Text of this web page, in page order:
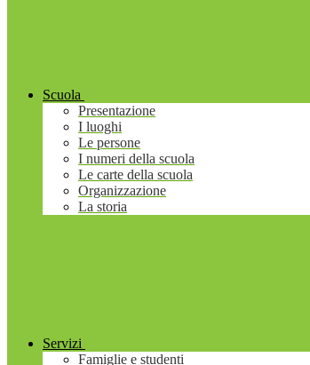
Scuola
Presentazione
I luoghi
Le persone
I numeri della scuola
Le carte della scuola
Organizzazione
La storia
Servizi
Famiglie e studenti